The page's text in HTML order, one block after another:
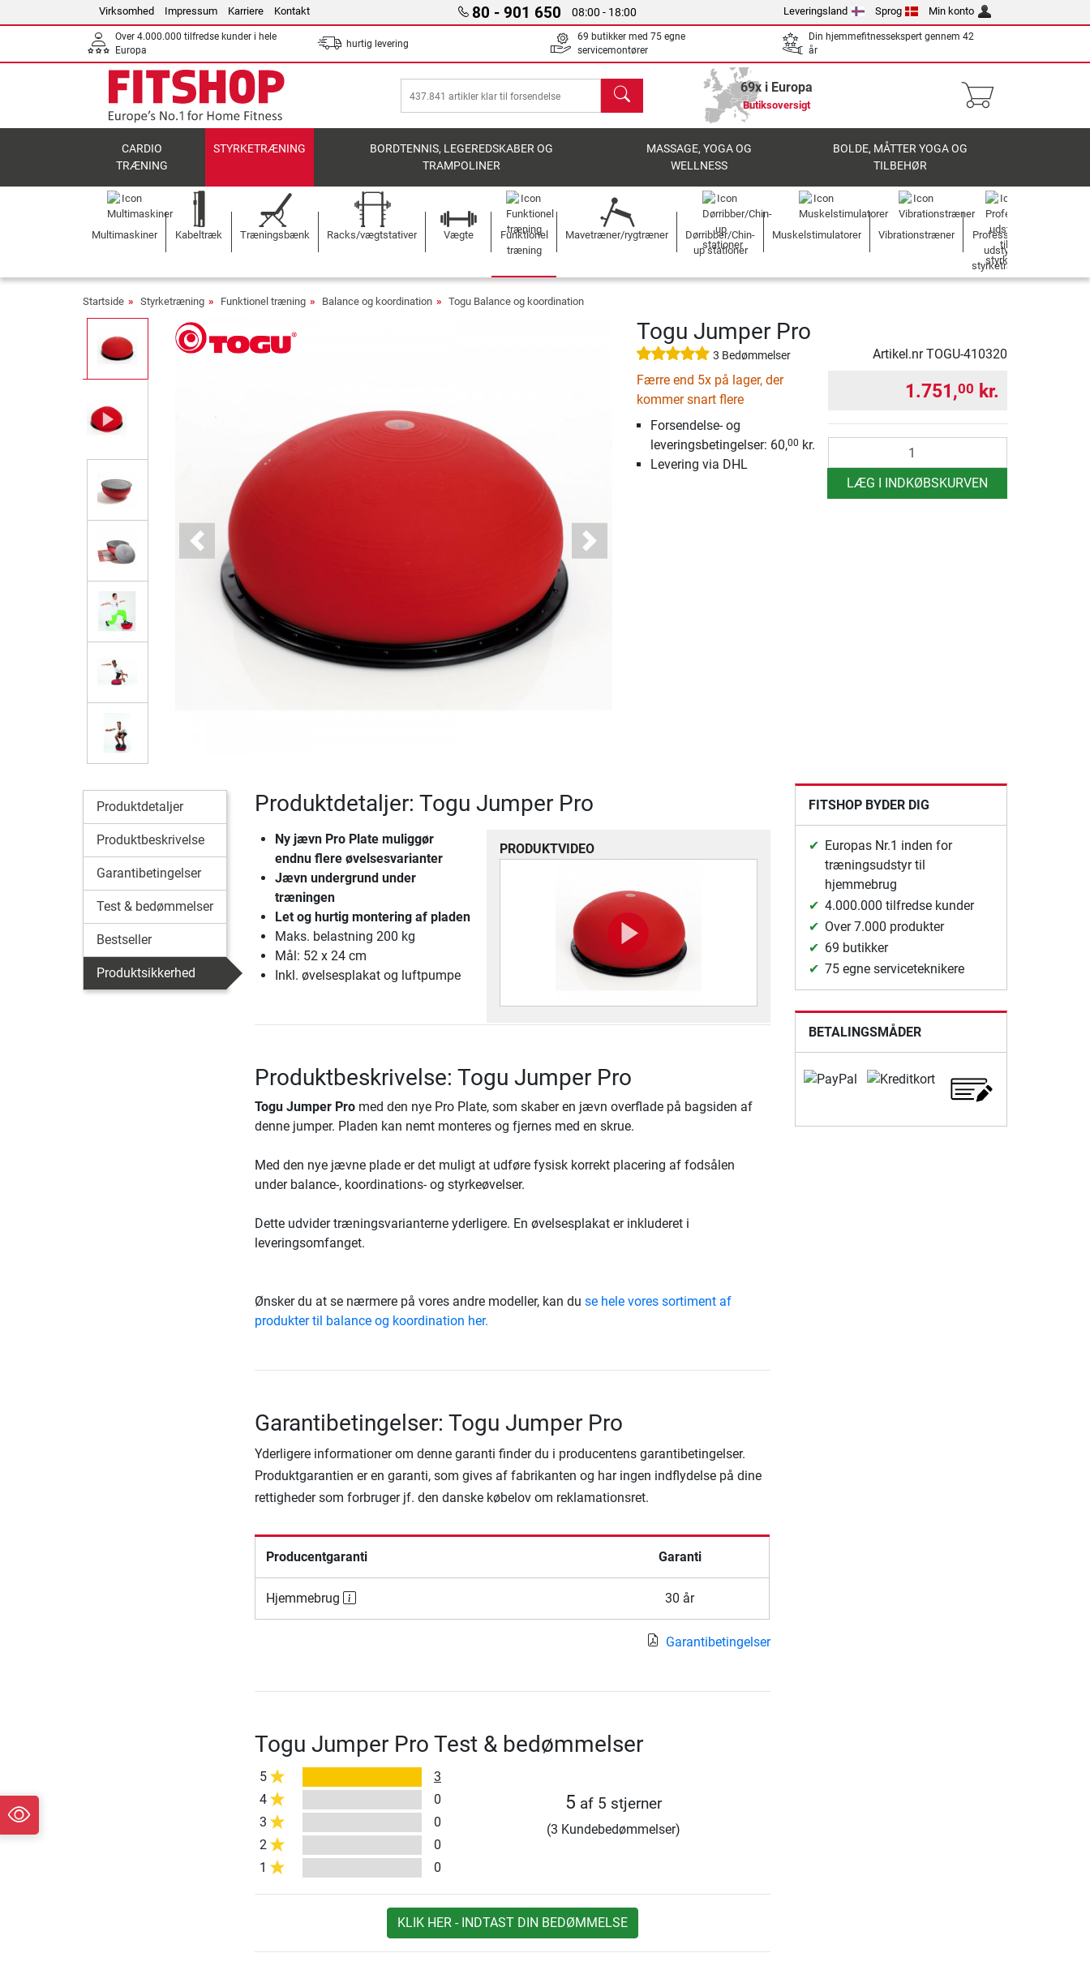
Virksomhed Impressum Karriere Kontakt 80 - 901 650 08:00 - 18:00 Leveringsland Sprog Min konto
Over 4.000.000 tilfredse kunder i hele
Europa
hurtig levering
69 butikker med 75 egne
servicemontører
Din hjemmefitnessekspert gennem 42
år
søg 69x i Europa
Butiksoversigt
CARDIO
TRÆNING
STYRKETRÆNING
BORDTENNIS, LEGEREDSKABER OG
TRAMPOLINER
MASSAGE, YOGA OG
WELLNESS
BOLDE, MÅTTER YOGA OG
TILBEHØR
Multimaskiner Kabeltræk Træningsbænk Racks/vægtstativer Vægte
Funktionel
træning
Mavetræner/rygtræner
Dørribber/Chin-
up stationer
Muskelstimulatorer Vibrationstræner
Professionelt
udstyr til
styrketræning
Startside Styrketræning Funktionel træning Balance og koordination Togu Balance og koordination
Previous Next
Togu Jumper Pro
3 Bedømmelser Artikel.nrTOGU-410320
Færre end 5x på lager, der
kommer snart flere
Forsendelse- og
leveringsbetingelser: 60,00 kr.
Levering via DHL
1.751,00 kr.
LÆG I INDKØBSKURVEN
Produktdetaljer
Produktbeskrivelse
Garantibetingelser
Test & bedømmelser
Bestseller
Produktsikkerhed
Produktdetaljer: Togu Jumper Pro
PRODUKTVIDEO
Ny jævn Pro Plate muliggør
endnu flere øvelsesvarianter
Jævn undergrund under
træningen
Let og hurtig montering af pladen
Maks. belastning 200 kg
Mål: 52 x 24 cm
Inkl. øvelsesplakat og luftpumpe
Produktbeskrivelse: Togu Jumper Pro
Togu Jumper Promed den nye Pro Plate, som skaber en jævn overflade på bagsiden af
denne jumper. Pladen kan nemt monteres og fjernes med en skrue.
Med den nye jævne plade er det muligt at udføre fysisk korrekt placering af fodsålen
under balance-, koordinations- og styrkeøvelser.
Dette udvider træningsvarianterne yderligere. En øvelsesplakat er inkluderet i
leveringsomfanget.
Ønsker du at se nærmere på vores andre modeller, kan du se hele vores sortiment af
produkter til balance og koordination her.
Garantibetingelser: Togu Jumper Pro
Yderligere informationer om denne garanti finder du i producentens garantibetingelser.
Produktgarantien er en garanti, som gives af fabrikanten og har ingen indflydelse på dine
rettigheder som forbruger jf. den danske købelov om reklamationsret.
Producentgaranti Garanti
Hjemmebrug 30 år
Garantibetingelser
Togu Jumper Pro Test & bedømmelser
5
3
4
0
3
0
2
0
1
0
5 af 5 stjerner
(3 Kundebedømmelser)
KLIK HER - INDTAST DIN BEDØMMELSE
FITSHOP BYDER DIG
Europas Nr.1 inden for
træningsudstyr til
hjemmebrug
4.000.000 tilfredse kunder
Over 7.000 produkter
69 butikker
75 egne serviceteknikere
BETALINGSMÅDER